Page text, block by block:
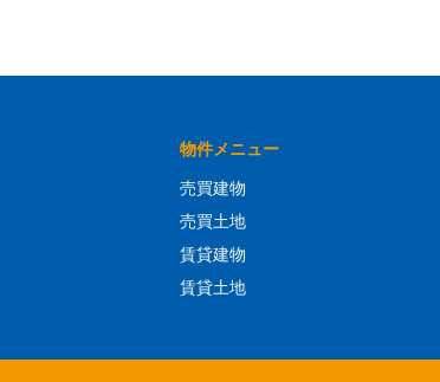
物件メニュー
売買建物
売買土地
賃貸建物
賃貸土地